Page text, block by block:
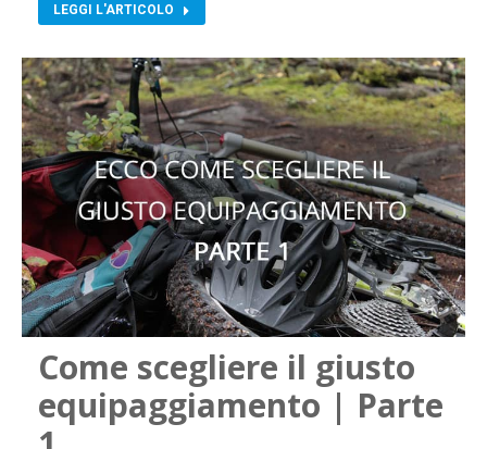
LEGGI L'ARTICOLO
Come scegliere il giusto
equipaggiamento | Parte